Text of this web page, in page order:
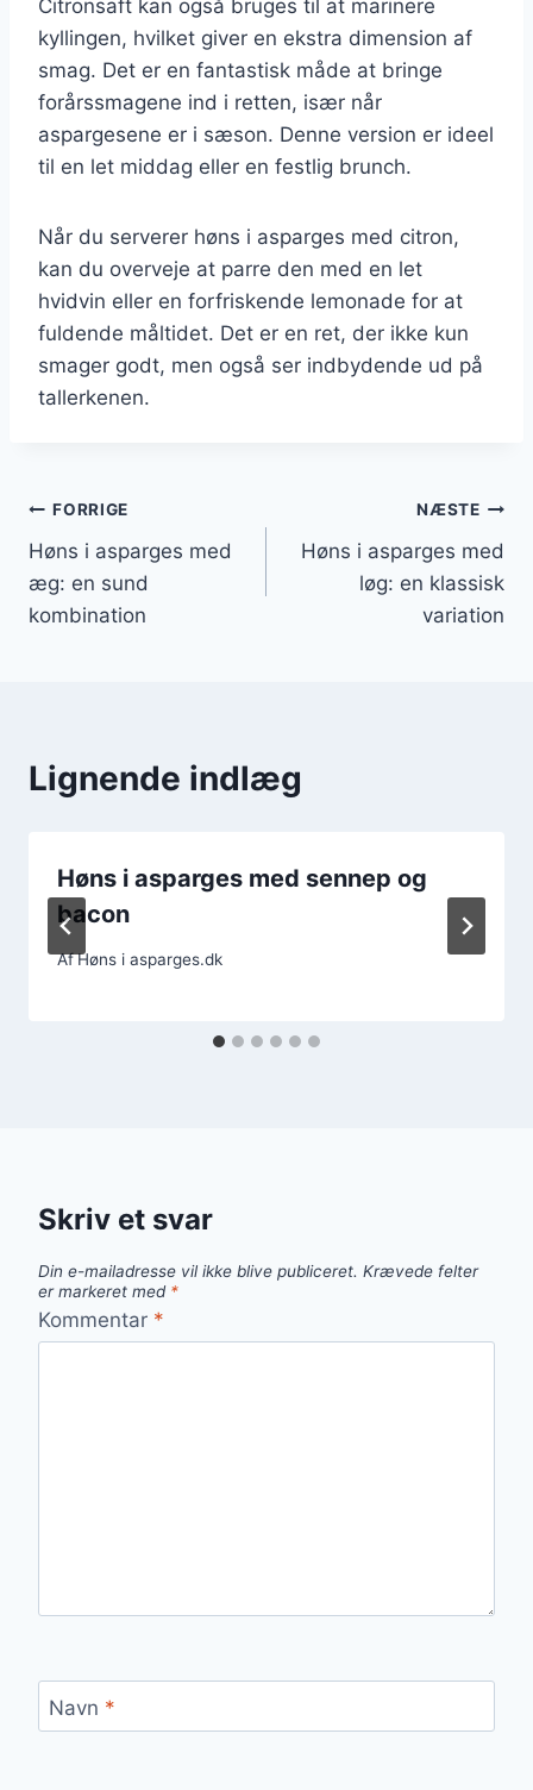
Citronsaft kan også bruges til at marinere
kyllingen, hvilket giver en ekstra dimension af
smag. Det er en fantastisk måde at bringe
forårssmagene ind i retten, især når
aspargesene er i sæson. Denne version er ideel
til en let middag eller en festlig brunch.
Når du serverer høns i asparges med citron,
kan du overveje at parre den med en let
hvidvin eller en forfriskende lemonade for at
fuldende måltidet. Det er en ret, der ikke kun
smager godt, men også ser indbydende ud på
tallerkenen.
Indlægsnavigation
FORRIGE
Høns i asparges med
æg: en sund
kombination
NÆSTE
Høns i asparges med
løg: en klassisk
variation
Lignende indlæg
Høns i asparges med sennep og
bacon
AfHøns i asparges.dk
Skriv et svar
Din e-mailadresse vil ikke blive publiceret. Krævede felter
er markeret med *
Kommentar *
Navn *